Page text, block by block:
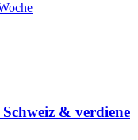
& verdiene